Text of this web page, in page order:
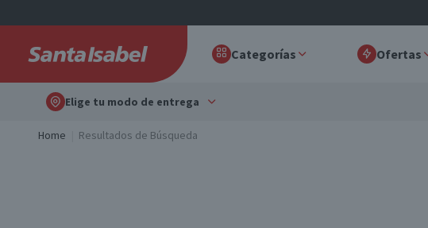
Categorías Ofertas
Elige tu modo de entrega
Home Resultados de Búsqueda